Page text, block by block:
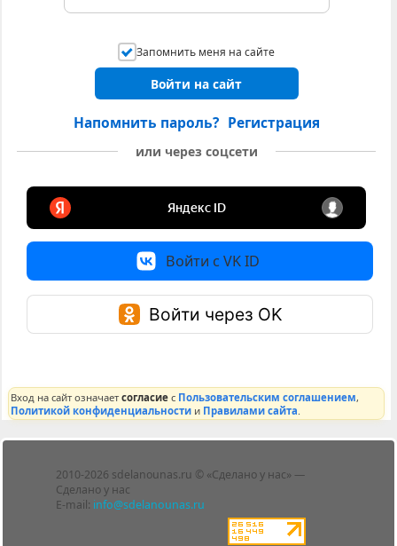
Запомнить меня на сайте
Войти на сайт
Напомнить пароль? Регистрация
или через соцсети
Войти с VK ID
Войти через OK
Вход на сайт означаетсогласие с Пользовательским соглашением,
Политикой конфиденциальности и Правилами сайта
2010-2026 sdelanounas.ru © «Сделано у нас» —
Сделано у нас
E-mail: info@sdelanounas.ru
Блоги
Люди
Политика